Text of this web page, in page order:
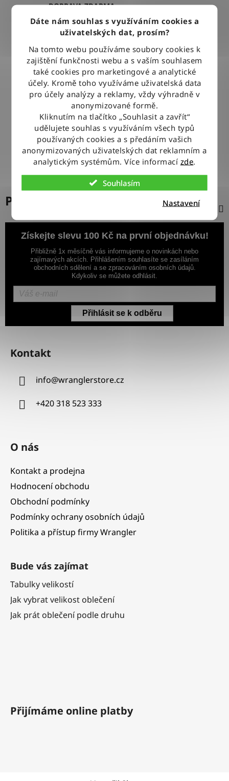
Dáte nám souhlas s využíváním cookies a
uživatelských dat, prosím?
Na tomto webu používáme soubory cookies k
zajištění funkčnosti webu a s vaším souhlasem
také cookies pro marketingové a analytické
účely. Kromě toho využíváme uživatelská data
pro účely analýzy a reklamy, vždy výhradně v
anonymizované formě.
Kliknutím na tlačítko „Souhlasit a zavřít“
udělujete souhlas s využíváním všech typů
používaných cookies a s předáním vašich
anonymizovaných uživatelských dat reklamním a
analytickým systémům. Více informací zde.
Souhlasím
Nastavení
DOPRAVA ZDARMA
Při nákupu nad 2500 Kč doručujeme zdarma po celé ČR
BLESKOVÉ DORUČENÍ
Objednávky odesíláme každý pracovní den do 12:00
100% ZBOŽÍ SKLADEM
Veškeré vystavené zboží leží na našem skladě
VÝMĚNA ZBOŽÍ ZDARMA
Nevyhovující zboží zdarma vyměníme do 14 dnů od jeho
doručení
Popis
Získejte slevu 100 Kč na první objednávku!
Přibližně 1x měsíčně vás informujeme o novinkách nebo
zajímavých akcích. Přihlášením souhlasíte se zasíláním
obchodních sdělení a se zpracováním osobních údajů.
Kdykoliv se můžete odhlásit.
Přihlásit se k odběru
Z
Kontakt
info@wranglerstore.cz
+420 318 523 333
O nás
Kontakt a prodejna
Hodnocení obchodu
Obchodní podmínky
Podmínky ochrany osobních údajů
Politika a přístup firmy Wrangler
Bude vás zajímat
Tabulky velikostí
Jak vybrat velikost oblečení
Jak prát oblečení podle druhu
Přijímáme online platby